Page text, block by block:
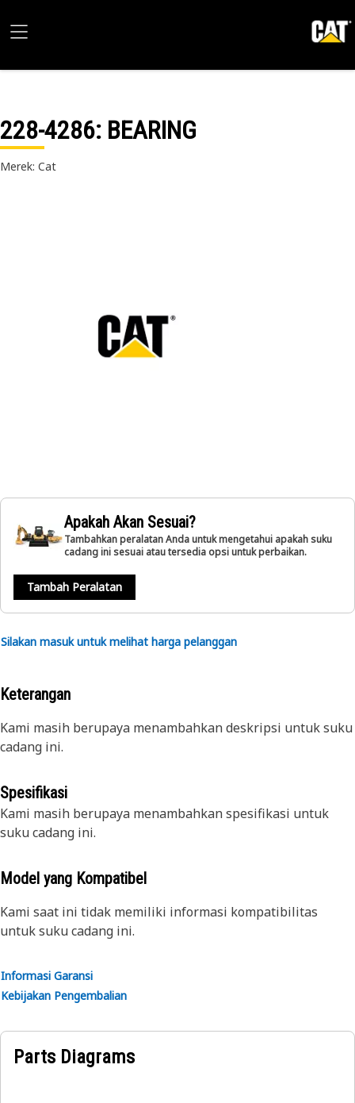
228-4286: BEARING
Merek: Cat
Apakah Akan Sesuai?
Tambahkan peralatan Anda untuk mengetahui apakah suku
cadang ini sesuai atau tersedia opsi untuk perbaikan.
Tambah Peralatan
Silakan masuk untuk melihat harga pelanggan
Keterangan
Kami masih berupaya menambahkan deskripsi untuk suku
cadang ini.
Spesifikasi
Kami masih berupaya menambahkan spesifikasi untuk
suku cadang ini.
Model yang Kompatibel
Kami saat ini tidak memiliki informasi kompatibilitas
untuk suku cadang ini.
Informasi Garansi
Kebijakan Pengembalian
Parts Diagrams